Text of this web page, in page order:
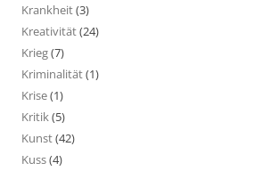
Krankheit(3)
Kreativität(24)
Krieg(7)
Kriminalität(1)
Krise(1)
Kritik(5)
Kunst(42)
Kuss(4)